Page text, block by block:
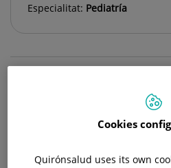
Especialitat: Pediatría
Cookies
Quirónsalud uses its own